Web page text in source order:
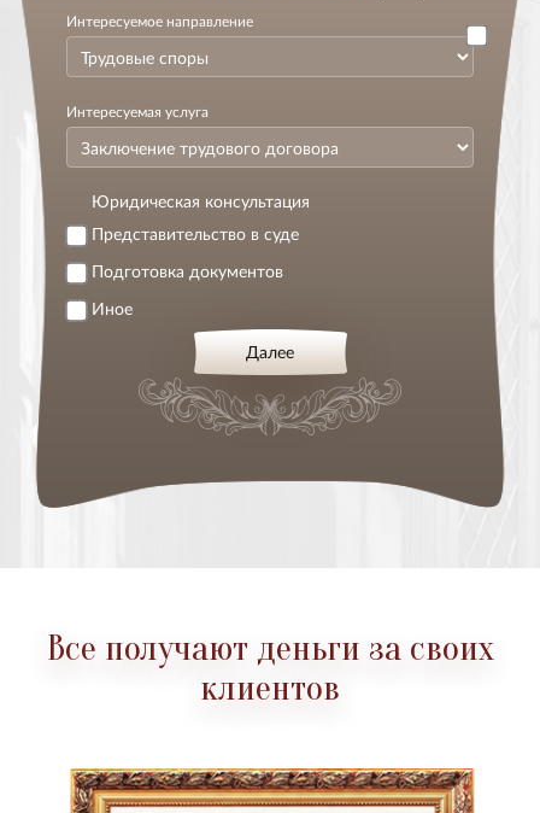
Интересуемое направление
Интересуемая услуга
Юридическая консультация
Представительство в суде
Подготовка документов
Иное
Далее
Все получают деньги за своих
клиентов